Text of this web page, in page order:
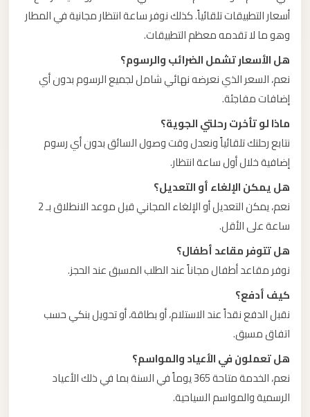
أسعار التطبيقات تلقائياً. كذلك نوفر ساعة انتظار مجانية في المطار
وهو ما لا تقدمه معظم التطبيقات.
هل الأسعار تشمل الضرائب والرسوم؟
نعم، السعر الذي نعرضه نهائي شامل لجميع الرسوم بدون أي
إضافات مفاجئة.
ماذا لو تأخرت رحلتي الجوية؟
نتابع رحلتك تلقائياً ونعدل وقت وصول السائق بدون أي رسوم
إضافية خلال أول ساعة انتظار.
هل يمكن الإلغاء أو التعديل؟
نعم، يمكن التعديل أو الإلغاء المجاني قبل موعد الانطلاق بـ 2
ساعة على الأقل.
هل تتوفر مقاعد أطفال؟
نوفر مقاعد أطفال مجاناً عند الطلب المسبق عند الحجز.
كيف أدفع؟
نقبل الدفع نقداً عند الاستلام، أو بطاقة، أو تحويل بنكي حسب
اتفاق مسبق.
هل تعملون في الأعياد والمواسم؟
نعم، الخدمة متاحة 365 يوماً في السنة بما في ذلك الأعياد
الرسمية والمواسم السياحية.